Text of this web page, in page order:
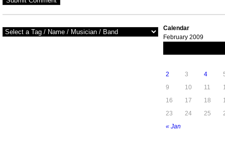
Calendar
February 2009
« Jan
2 3 4
9
10 11
16
17 18
23
24 25